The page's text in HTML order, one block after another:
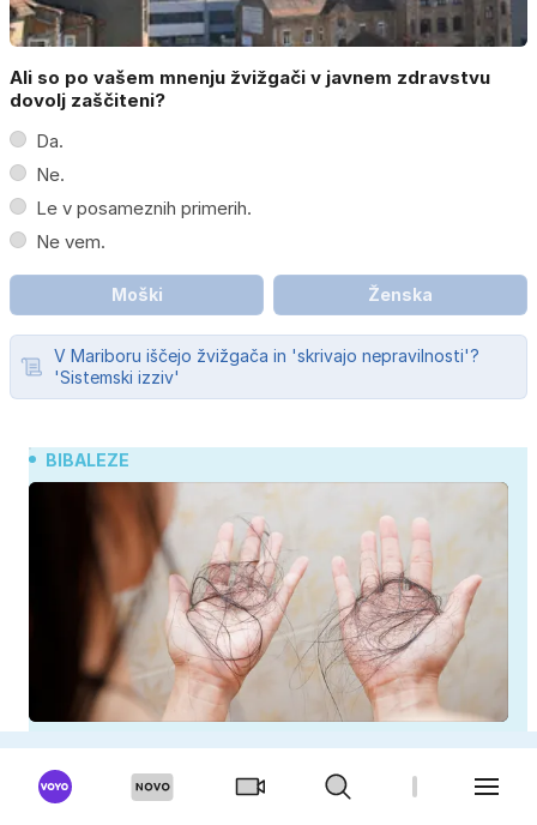
Ali so po vašem mnenju žvižgači v javnem zdravstvu
dovolj zaščiteni?
Da.
Ne.
Le v posameznih primerih.
Ne vem.
Moški Ženska
V Mariboru iščejo žvižgača in 'skrivajo nepravilnosti'?
'Sistemski izziv'
BIBALEZE
si pomagati